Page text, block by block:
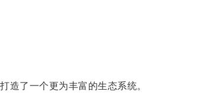
了一个更为丰富的生态系统。